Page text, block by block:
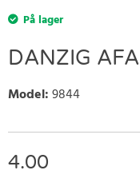
På lager
DANZIG
Model:9844
4.00